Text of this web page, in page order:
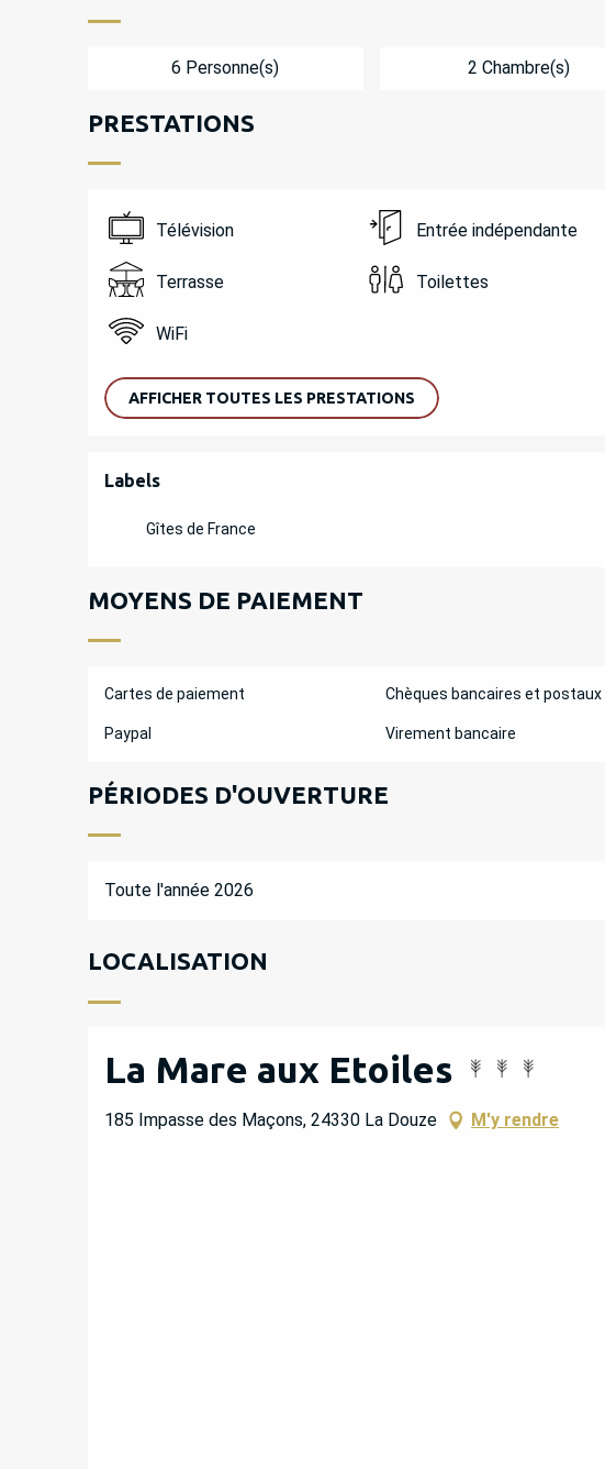
6 Personne(s) 2 Chambre(s)
PRESTATIONS
Télévision Entrée indépendante
Terrasse Toilettes
WiFi
AFFICHER TOUTES LES PRESTATIONS
OFFRES DE PRESTATIONS
Labels
Labels
Gîtes de France
MOYENS DE PAIEMENT
Cartes de paiement Chèques bancaires et postaux
Paypal Virement bancaire
PÉRIODES D'OUVERTURE
Toute l'année 2026
LOCALISATION
La Mare aux Etoiles
185 Impasse des Maçons, 24330 La Douze M'y rendre